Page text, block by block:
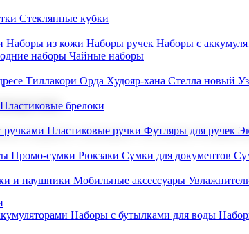
Стеклянные кубки
Наборы из кожи Наборы ручек Наборы с
наборы Чайные наборы
Тиллакори Орда Худояр-хана Стелла новый
Пластиковые брелоки
ручками Пластиковые ручки Футляры для ручек
Промо-сумки Рюкзаки Сумки для документов
и наушники Мобильные аксессуары
подарков и сувениров с логотипом. В нашем
Наборы с бутылками для воды